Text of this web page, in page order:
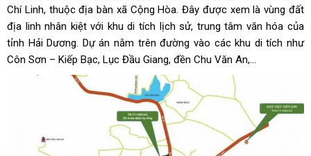
Chí Linh, thuộc địa bàn xã Cộng Hòa. Đây được xem là vùng đất
địa linh nhân kiệt với khu di tích lịch sử, trung tâm văn hóa của
tỉnh Hải Dương. Dự án nằm trên đường vào các khu di tích như
Côn Sơn – Kiếp Bạc, Lục Đầu Giang, đền Chu Văn An,…